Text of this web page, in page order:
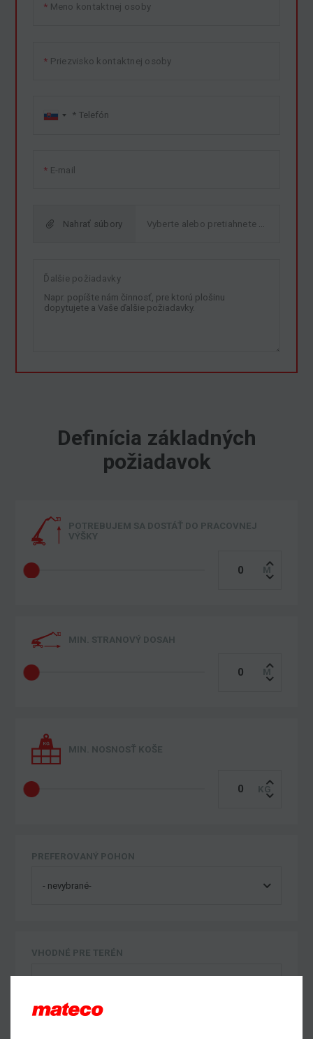
Meno kontaktnej osoby
Priezvisko kontaktnej osoby
E-mail
Nahrať súbory
Ďalšie požiadavky
Definícia základných
požiadavok
POTREBUJEM SA DOSTÁŤ DO PRACOVNEJ
VÝŠKY
MIN. STRANOVÝ DOSAH
MIN. NOSNOSŤ KOŠE
PREFEROVANÝ POHON
VHODNÉ PRE TERÉN